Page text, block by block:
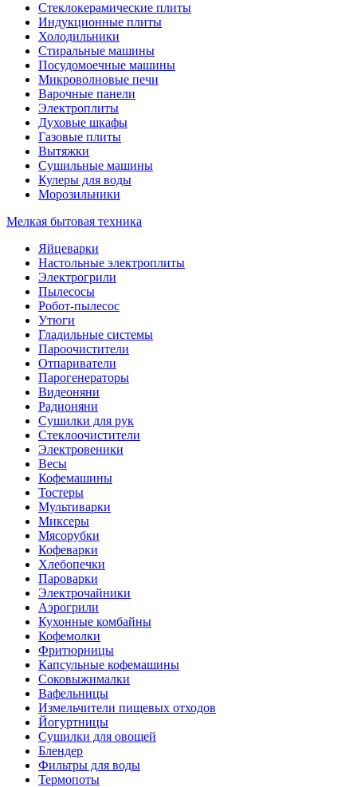
Стеклокерамические плиты
Индукционные плиты
Холодильники
Стиральные машины
Посудомоечные машины
Микроволновые печи
Варочные панели
Электроплиты
Духовые шкафы
Газовые плиты
Вытяжки
Сушильные машины
Кулеры для воды
Морозильники
Мелкая бытовая техника
Яйцеварки
Настольные электроплиты
Электрогрили
Пылесосы
Робот-пылесос
Утюги
Гладильные системы
Пароочистители
Отпариватели
Парогенераторы
Видеоняни
Радионяни
Сушилки для рук
Стеклоочистители
Электровеники
Весы
Кофемашины
Тостеры
Мультиварки
Миксеры
Мясорубки
Кофеварки
Хлебопечки
Пароварки
Электрочайники
Аэрогрили
Кухонные комбайны
Кофемолки
Фритюрницы
Капсульные кофемашины
Соковыжималки
Вафельницы
Измельчители пищевых отходов
Йогуртницы
Сушилки для овощей
Блендер
Фильтры для воды
Термопоты